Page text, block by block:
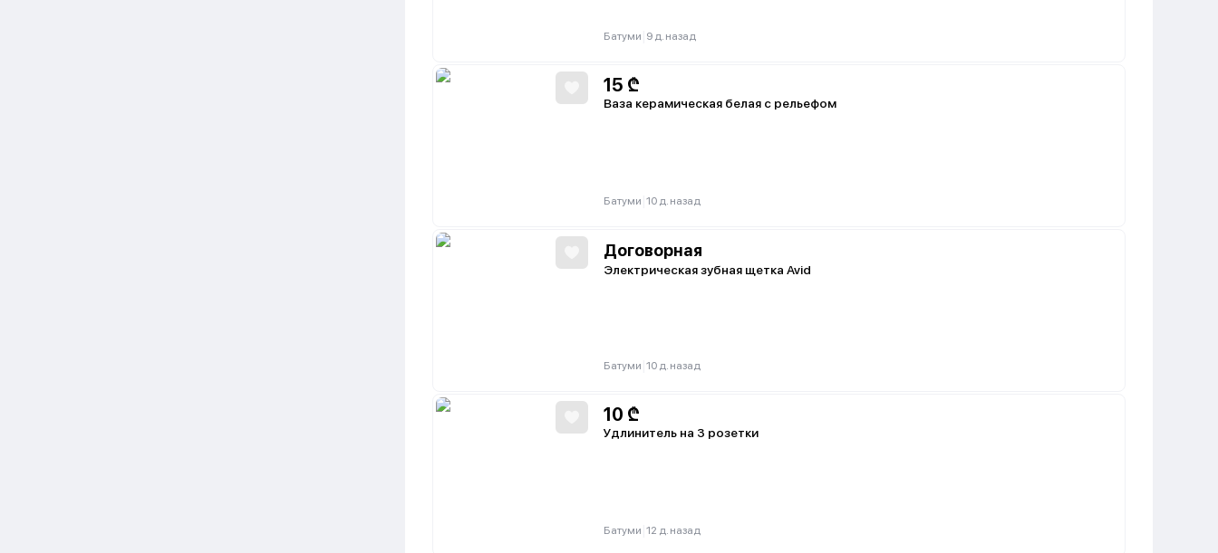
Батуми 9 д. назад
15 ₾
Ваза керамическая белая с рельефом
Батуми 10 д. назад
Договорная
Электрическая зубная щетка Avid
Батуми 10 д. назад
10 ₾
Удлинитель на 3 розетки
Батуми 12 д. назад